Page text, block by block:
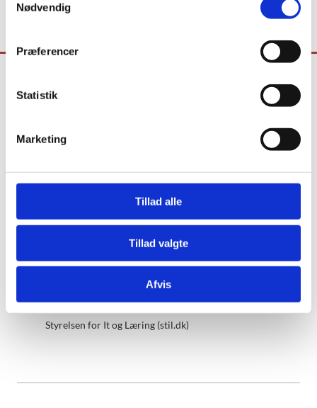
Nødvendig
Præferencer
Statistik
Marketing
Tillad alle
Tillad valgte
Afvis
Tidemandsvej 1
Andre af ministeriets hjemmesider
Styrelsen for It og Læring (stil.dk)